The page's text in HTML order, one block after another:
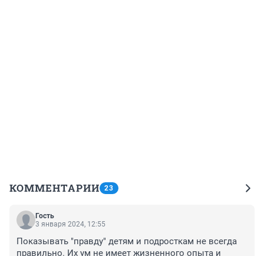
КОММЕНТАРИИ 23
Гость
3 января 2024, 12:55
Показывать "правду" детям и подросткам не всегда
правильно. Их ум не имеет жизненного опыта и